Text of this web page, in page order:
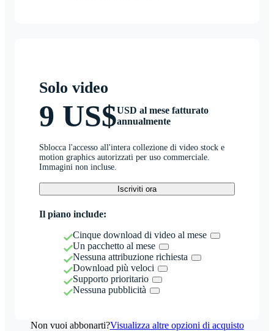
Solo video
9 US$USD al mese fatturato
annualmente
Sblocca l'accesso all'intera collezione di video stock e
motion graphics autorizzati per uso commerciale.
Immagini non incluse.
Iscriviti ora
Il piano include:
Cinque download di video al mese
Un pacchetto al mese
Nessuna attribuzione richiesta
Download più veloci
Supporto prioritario
Nessuna pubblicità
Non vuoi abbonarti?Visualizza altre opzioni di acquisto